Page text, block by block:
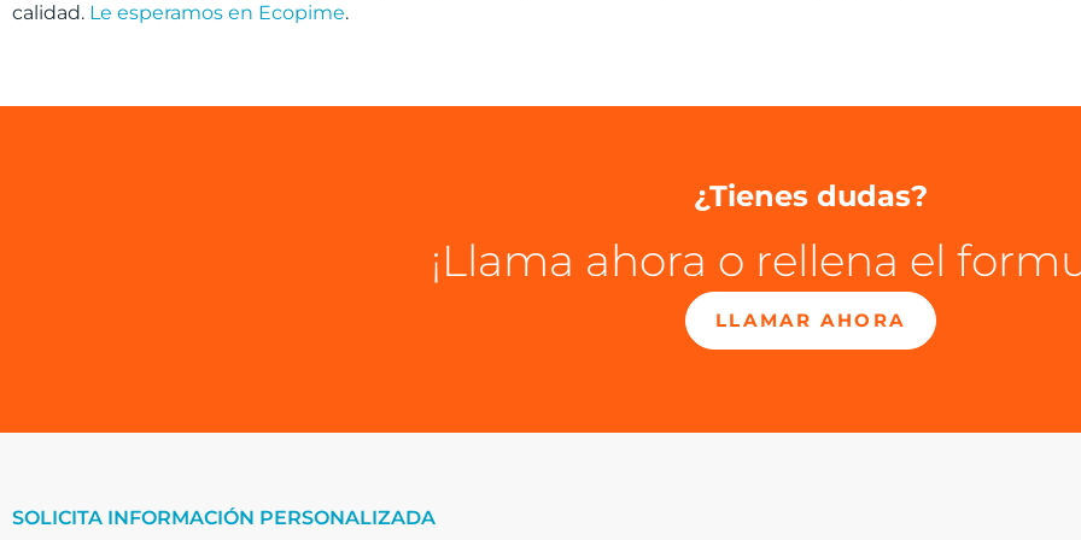
calidad. Le esperamos en Ecopime.
¿Tienes dudas?
¡Llama ahora o rellena el
LLAMAR AHORA
SOLICITA INFORMACIÓN PERSONALIZADA